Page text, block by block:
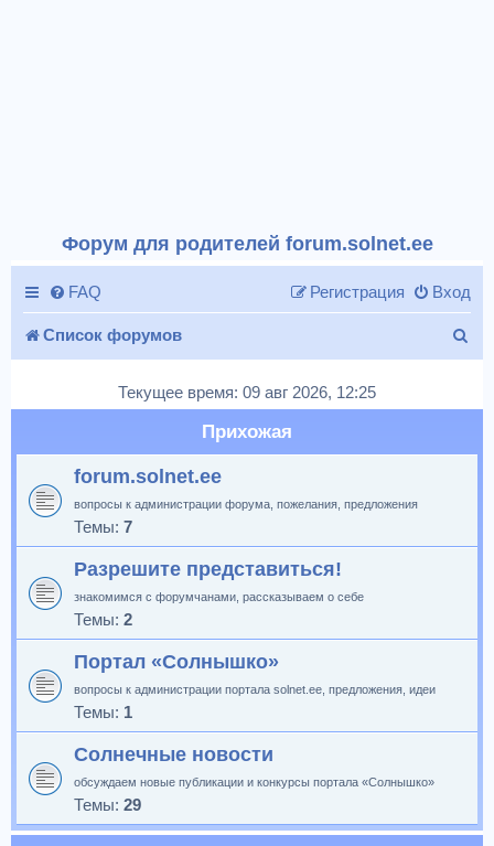
Форум для родителей forum.solnet.ee
FAQ Вход
Регистрация
Список форумов
и
Текущее время: 09 авг 2026, 12:25
Прихожая
forum.solnet.ee
вопросы к администрации форума, пожелания, предложения
Темы: 7
Разрешите представиться!
знакомимся с форумчанами, рассказываем о себе
Темы: 2
Портал «Солнышко»
вопросы к администрации портала solnet.ee, предложения, идеи
Темы: 1
Солнечные новости
обсуждаем новые публикации и конкурсы портала «Солнышко»
Темы: 29